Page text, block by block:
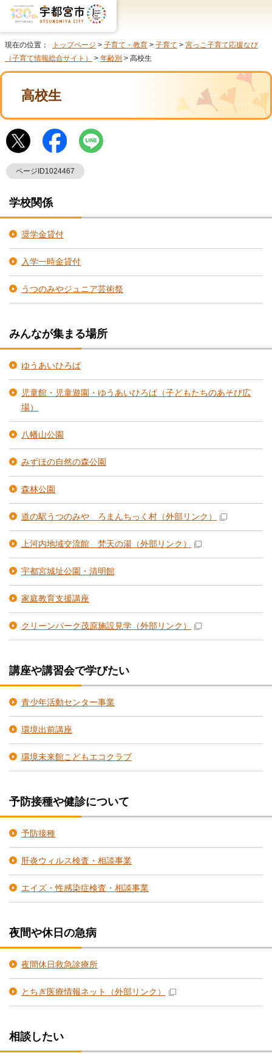
現在の位置： トップページ > 子育て・教育 > 子育て > 宮っこ子育て応援なび
（子育て情報総合サイト）
> 年齢別 > 高校生
高校生
ページID1024467
学校関係
奨学金貸付
入学一時金貸付
うつのみやジュニア芸術祭
みんなが集まる場所
ゆうあいひろば
児童館・児童遊園・ゆうあいひろば（子どもたちのあそび広
場）
八幡山公園
みずほの自然の森公園
森林公園
道の駅うつのみや ろまんちっく村 （外部リンク）
上河内地域交流館 梵天の湯 （外部リンク）
宇都宮城址公園・清明館
家庭教育支援講座
クリーンパーク茂原施設見学 （外部リンク）
講座や講習会で学びたい
青少年活動センター事業
環境出前講座
環境未来館こどもエコクラブ
予防接種や健診について
予防接種
肝炎ウィルス検査・相談事業
エイズ・性感染症検査・相談事業
夜間や休日の急病
夜間休日救急診療所
とちぎ医療情報ネット （外部リンク）
相談したい